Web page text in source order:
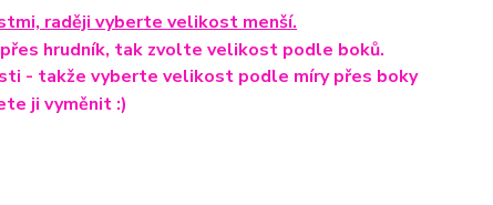
raději vyberte velikost menší.
hrudník, tak zvolte velikost podle boků.
- takže vyberte velikost podle míry přes boky
ji vyměnit :)